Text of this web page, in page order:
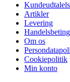
Artikler
Levering
Om os
Cookiepolitik
Min konto